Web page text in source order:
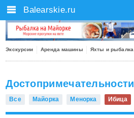
Экскурсии Аренда машины Яхты и рыбалка
Достопримечательности
Все Майорка Менорка Ибица
Balearskie.ru